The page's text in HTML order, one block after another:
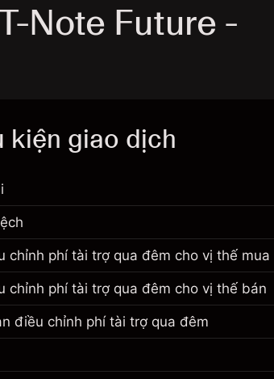
Note Future -
kiện giao dịch
tài chính này chỉ dành cho giao dịch
thêm về:
chỉnh phí tài trợ qua đêm cho vị thế mua
chỉnh phí tài trợ qua đêm cho vị thế bán
điều chỉnh phí tài trợ qua đêm